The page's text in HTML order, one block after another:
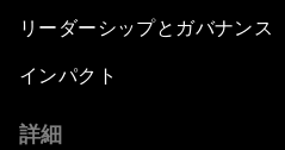
リーダーシップとガバナンス
インパクト
詳細